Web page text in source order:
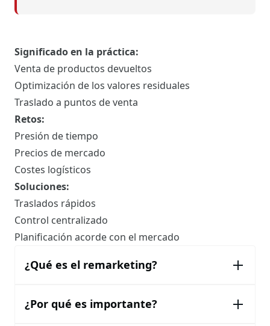
Significado en la práctica:
Venta de productos devueltos
Optimización de los valores residuales
Traslado a puntos de venta
Retos:
Presión de tiempo
Precios de mercado
Costes logísticos
Soluciones:
Traslados rápidos
Control centralizado
Planificación acorde con el mercado
¿Qué es el remarketing?
¿Por qué es importante?